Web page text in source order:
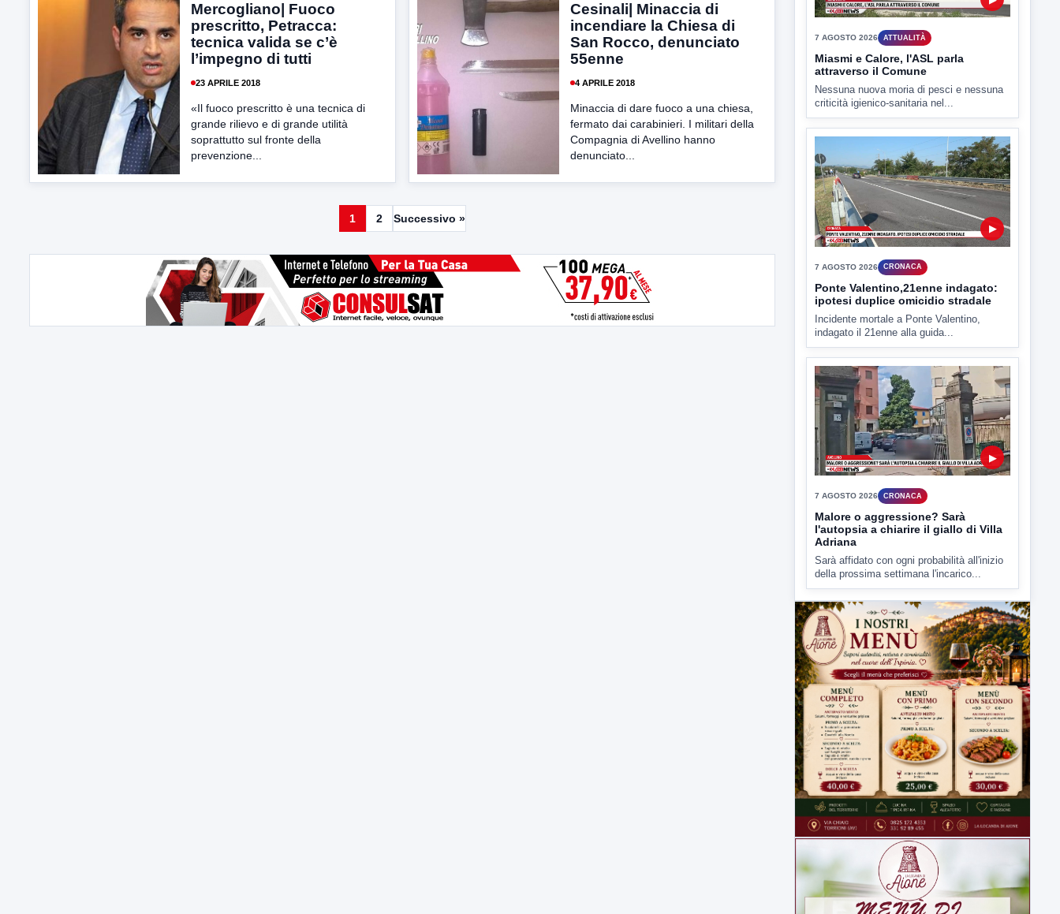
Mercogliano| Fuoco
prescritto, Petracca:
tecnica valida se c’è
l’impegno di tutti
23 APRILE 2018
«Il fuoco prescritto è una tecnica di
grande rilievo e di grande utilità
soprattutto sul fronte della
prevenzione...
Cesinali| Minaccia di
incendiare la Chiesa di
San Rocco, denunciato
55enne
4 APRILE 2018
Minaccia di dare fuoco a una chiesa,
fermato dai carabinieri. I militari della
Compagnia di Avellino hanno
denunciato...
1 2 Successivo »
▶
7 AGOSTO 2026 SPORT BENEVENTO
Benevento Calcio: Le scelte di
Floro Flores per il debutto di Coppa
Italia
Il Benevento è pronto al debutto di Coppa
Italia. Scelte...
7 AGOSTO 2026 ATTUALITÀ
Miasmi e Calore, l'ASL parla
attraverso il Comune
Nessuna nuova moria di pesci e nessuna
criticità igienico-sanitaria nel...
7 AGOSTO 2026 CRONACA
Ponte Valentino,21enne indagato:
ipotesi duplice omicidio stradale
Incidente mortale a Ponte Valentino,
indagato il 21enne alla guida...
▶
7 AGOSTO 2026 CRONACA
Malore o aggressione? Sarà
l'autopsia a chiarire il giallo di Villa
Adriana
Sarà affidato con ogni probabilità all'inizio
della prossima settimana l'incarico...